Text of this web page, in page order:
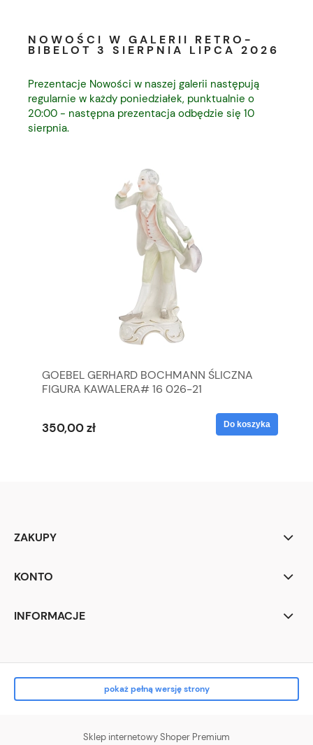
NOWOŚCI W GALERII RETRO-
BIBELOT 3 SIERPNIA LIPCA 2026
Prezentacje Nowości w naszej galerii następują
regularnie w każdy poniedziałek, punktualnie o
20:00 - następna prezentacja odbędzie się 10
sierpnia.
GOEBEL GERHARD BOCHMANN ŚLICZNA
FIGURA KAWALERA# 16 026-21
350,00 zł Do koszyka
ZAKUPY
KONTO
INFORMACJE
pokaż pełną wersję strony
Sklep internetowy Shoper Premium